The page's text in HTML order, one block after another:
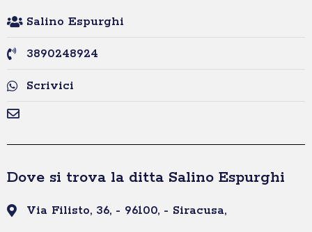
Salino Espurghi
3890248924
Scrivici
Dove si trova la ditta Salino Espurghi
Via Filisto, 36, - 96100, - Siracusa,